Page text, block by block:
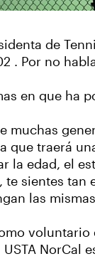
de
. Por no
en que ha
muchas
que traerá
la edad, el
te sientes
las
NorCal